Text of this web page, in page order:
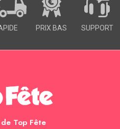
PRIX BAS SUPPORT
Top Fête